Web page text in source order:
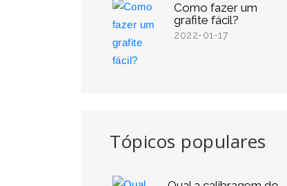
Como fazer um
grafite fácil?
2022-01-17
Tópicos populares